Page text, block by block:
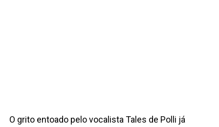
O grito entoado pelo vocalista Tales de Polli já